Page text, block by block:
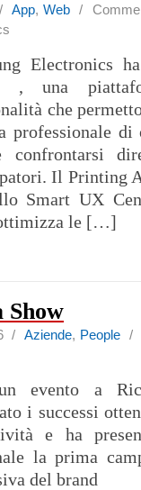
App, Web/
Electronics
, una
che
professionale
confrontarsi
Il Printing
Smart UX
ottimizza le […]
Show
/Aziende, People/
evento a
i successi
e ha
la prima
del brand